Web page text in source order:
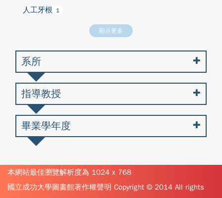
人工牙根 1
顯示更多
系所
指導教授
畢業學年度
本網站最佳瀏覽解析度為 1024 x 768
國立成功大學圖書館著作權聲明 Copyright © 2014 All rights